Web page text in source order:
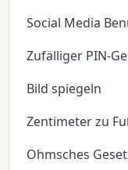
Social Media
Zufälliger PIN-
Bild spiegeln
Zentimeter zu
Ohmsches